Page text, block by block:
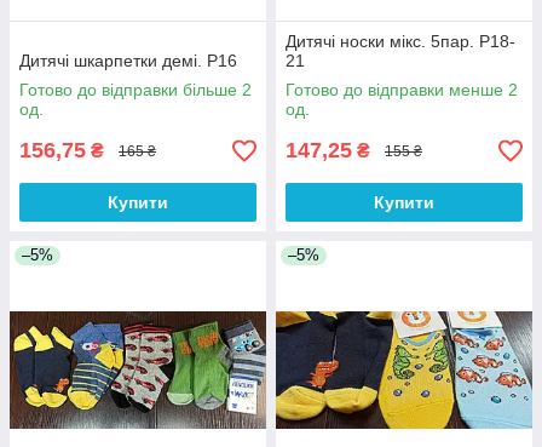
Дитячі шкарпетки демі. Р16
Готово до відправки більше 2
од.
156,75 ₴ 165 ₴
Купити
Дитячі носки мікс. 5пар. Р18-
21
Готово до відправки менше 2
од.
147,25 ₴ 155 ₴
Купити
–5% –5%